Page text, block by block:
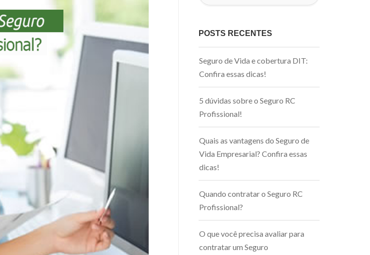
POSTS RECENTES
Seguro de Vida e cobertura DIT:
Confira essas dicas!
5 dúvidas sobre o Seguro RC
Profissional!
Quais as vantagens do Seguro de
Vida Empresarial? Confira essas
dicas!
Quando contratar o Seguro RC
Profissional?
O que você precisa avaliar para
contratar um Seguro